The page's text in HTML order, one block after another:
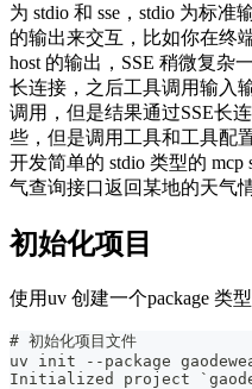
为 stdio 和 sse，stdio 为标
的输出来交互，比如你在终
host 的输出，SSE 稍微复杂
长连接，之后工具调用输入
调用，但是结果通过SSE长
些，但是调用工具和工具配
开发简单的 stdio 类型的
气查询接口返回某地的天气情
初始化项目
使用uv 创建一个package 类
# 初始化项目文件
uv init --package
Initialized project